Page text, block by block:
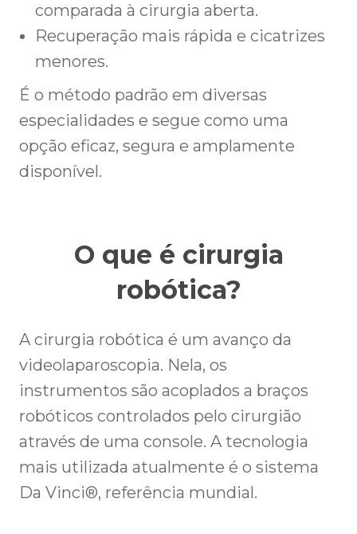
comparada à cirurgia aberta.
Recuperação mais rápida e cicatrizes
menores.
É o método padrão em diversas
especialidades e segue como uma
opção eficaz, segura e amplamente
disponível.
O que é cirurgia
robótica?
A cirurgia robótica é um avanço da
videolaparoscopia. Nela, os
instrumentos são acoplados a braços
robóticos controlados pelo cirurgião
através de uma console. A tecnologia
mais utilizada atualmente é o sistema
Da Vinci®, referência mundial.